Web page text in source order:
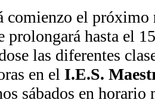
comienzo el próximo
prolongará hasta el
las diferentes
en el I.E.S.
sábados en horario